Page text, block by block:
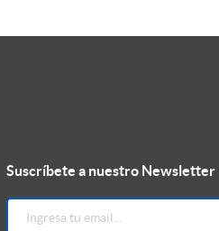
Suscríbete a nuestro Newsletter